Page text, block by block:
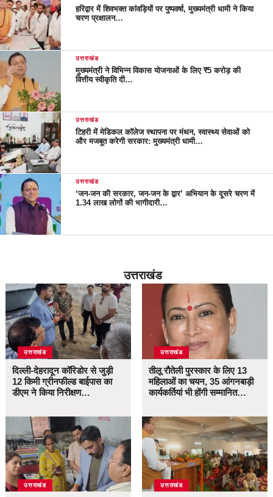
हरिद्वार में शिवभक्त कांवड़ियों पर पुष्पवर्षा, मुख्यमंत्री धामी ने किया
चरण प्रक्षालन…
उत्तराखंड
मुख्यमंत्री ने विभिन्न विकास योजनाओं के लिए ₹5 करोड़ की
वित्तीय स्वीकृति दी…
उत्तराखंड
टिहरी में मेडिकल कॉलेज स्थापना पर मंथन, स्वास्थ्य सेवाओं को
और मजबूत करेगी सरकार: मुख्यमंत्री धामी…
उत्तराखंड
‘जन-जन की सरकार, जन-जन के द्वार’ अभियान के दूसरे चरण में
1.34 लाख लोगों की भागीदारी…
उत्तराखंड
उत्तराखंड
दिल्ली-देहरादून कॉरिडोर से जुड़ी
12 किमी ग्रीनफील्ड बाईपास का
डीएम ने किया निरीक्षण…
उत्तराखंड
उत्तराखंड
तीलू रौतेली पुरस्कार के लिए 13
महिलाओं का चयन, 35 आंगनबाड़ी
कार्यकर्तियां भी होंगी सम्मानित…
उत्तराखंड